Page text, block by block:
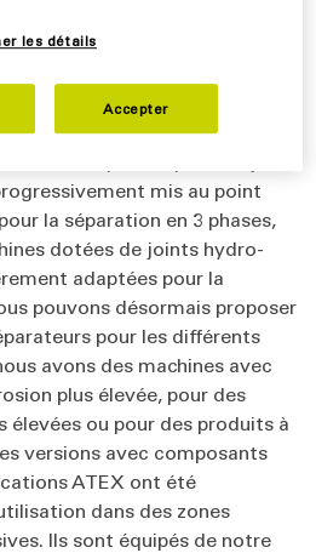
Nous avons ensuite
de déclinaisons de
mais tout a
mis au point
la séparation en 3 phases,
dotées de joints hydro-
adaptées pour la
pouvons désormais proposer
pour les différents
avons des machines avec
plus élevée, pour des
élevées ou pour des produits à
versions avec composants
ATEX ont été
dans des zones
Ils sont équipés de notre
les détails
Accepter